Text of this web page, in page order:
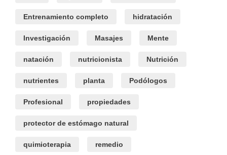
Entrenamiento completo hidratación
Investigación Masajes Mente
natación nutricionista Nutrición
nutrientes planta Podólogos
Profesional propiedades
protector de estómago natural
quimioterapia remedio